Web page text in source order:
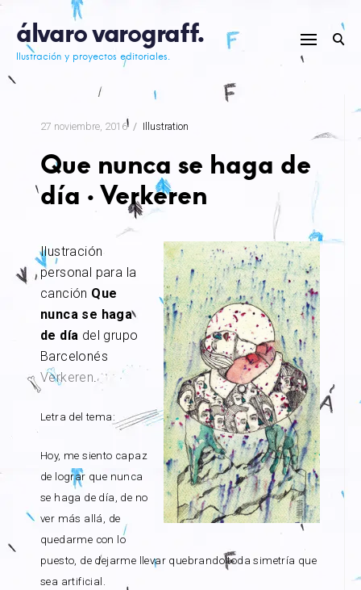
Skip
content
álvaro varograff.
Ilustración y proyectos editoriales.
27 noviembre, 2016 Illustration
Que nunca se haga de
día · Verkeren
Ilustración
personal para la
canción Que
nunca se haga
de día del grupo
Barcelonés
Verkeren.
Letra del tema:
Hoy, me siento capaz
de lograr que nunca
se haga de día, de no
ver más allá, de
quedarme con lo
puesto, de dejarme llevar quebrando toda simetría que
sea artificial.